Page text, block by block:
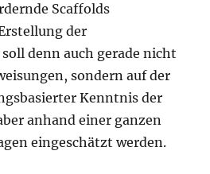
Scaffolds
der
denn auch gerade nicht
sondern auf der
Kenntnis der
anhand einer ganzen
eingeschätzt werden.